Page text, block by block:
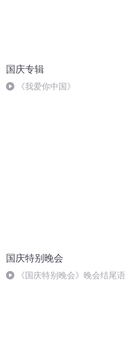
国庆专辑
《我爱你中国》
国庆特别晚会
《国庆特别晚会》晚会结尾语